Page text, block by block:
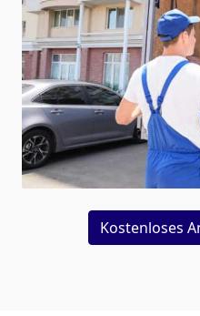
Kostenloses